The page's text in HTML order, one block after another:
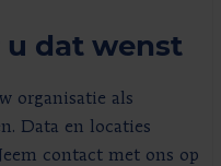
u dat wenst
organisatie als
Data en locaties
contact met ons op